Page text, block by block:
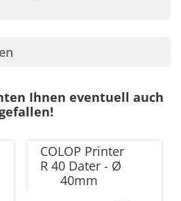
Ihnen eventuell auch
COLOP Printer
R 40 Dater - Ø
40mm